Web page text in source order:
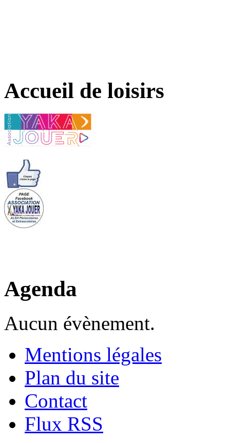
Accueil de loisirs
Agenda
Aucun évènement.
Mentions légales
Plan du site
Contact
Flux RSS